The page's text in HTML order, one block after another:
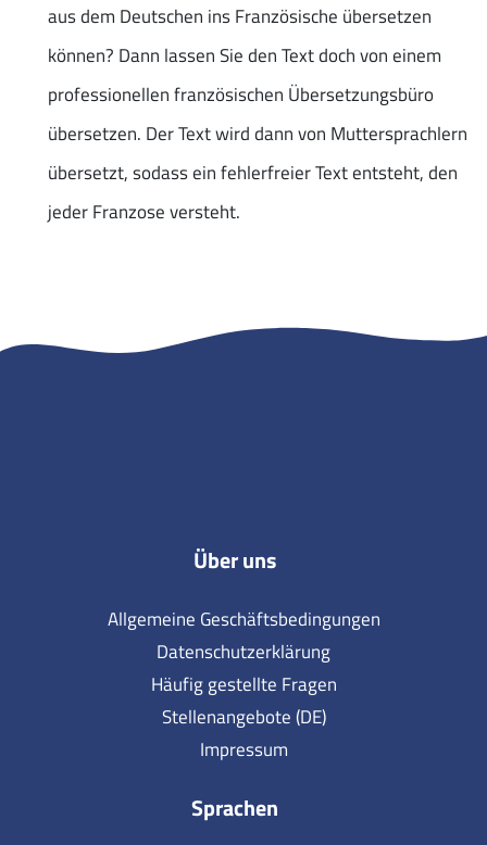
aus dem Deutschen ins Französische übersetzen
können? Dann lassen Sie den Text doch von einem
professionellen französischen Übersetzungsbüro
übersetzen. Der Text wird dann von Muttersprachlern
übersetzt, sodass ein fehlerfreier Text entsteht, den
jeder Franzose versteht.
Über uns
Allgemeine Geschäftsbedingungen
Datenschutzerklärung
Häufig gestellte Fragen
Stellenangebote (DE)
Impressum
Sprachen